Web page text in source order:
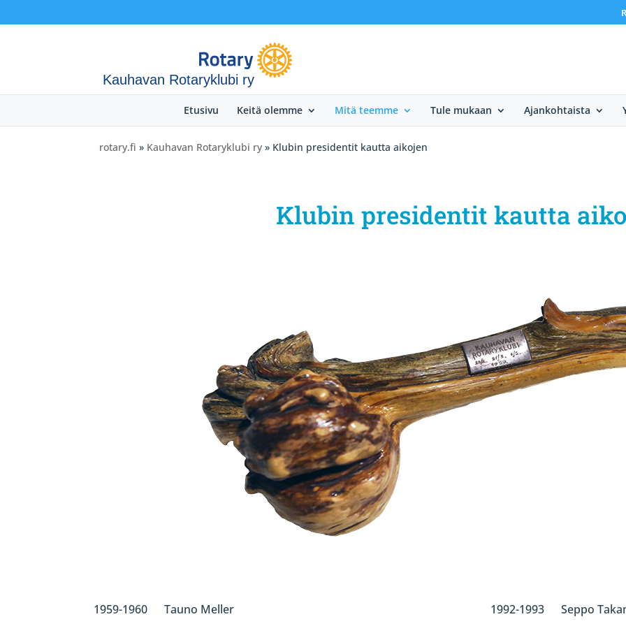
Kauhavan Rotaryklubi ry
Etusivu Keitä olemme Mitä teemme Tule mukaan Ajankohtaista
rotary.fi » Kauhavan Rotaryklubi ry » Klubin presidentit kautta aikojen
Klubin presidentit kautta
1959-1960 Tauno Meller 1992-1993 Seppo